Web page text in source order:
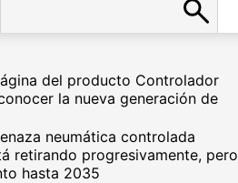
del producto Controlador
la nueva generación de
neumática controlada
retirando progresivamente, pero
hasta 2035